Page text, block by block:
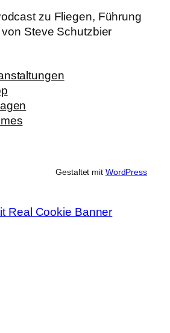
zu Fliegen, Führung
Steve Schutzbier
Gestaltet mit WordPress
Real Cookie Banner